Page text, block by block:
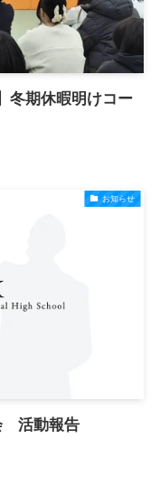
冬期休暇明けコー
お知らせ
活動報告